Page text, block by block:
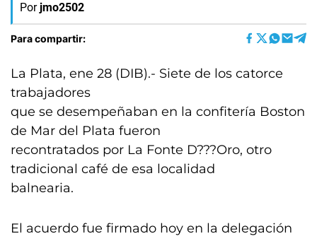
Por jmo2502
Para compartir:
La Plata, ene 28 (DIB).- Siete de los catorce
trabajadores
que se desempeñaban en la confitería Boston
de Mar del Plata fueron
recontratados por La Fonte D???Oro, otro
tradicional café de esa localidad
balnearia.
El acuerdo fue firmado hoy en la delegación